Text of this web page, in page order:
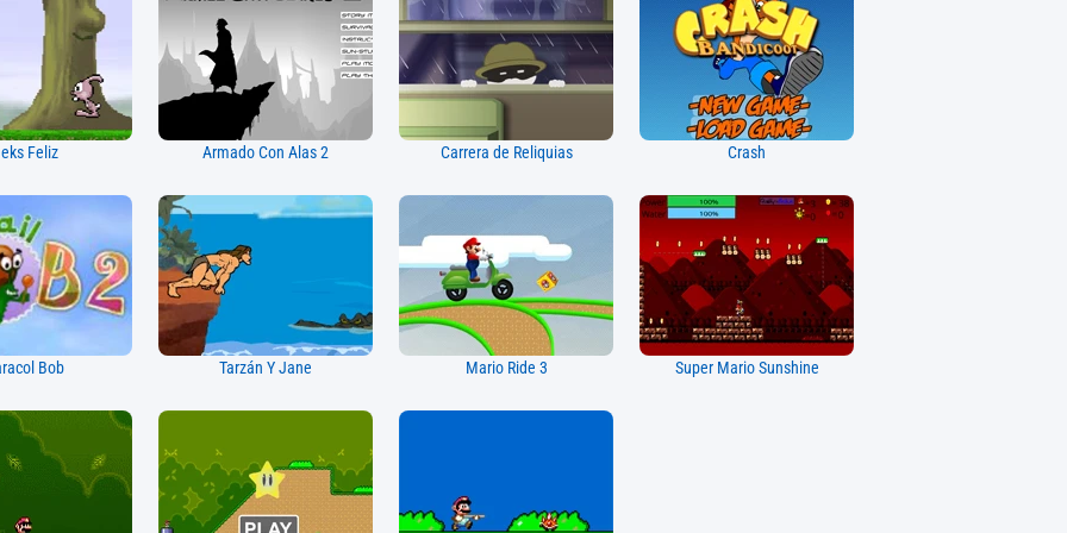
Feliz Armado Con Alas 2 Carrera de Reliquias Crash
Bob Tarzán Y Jane Mario Ride 3 Super Mario Sunshine